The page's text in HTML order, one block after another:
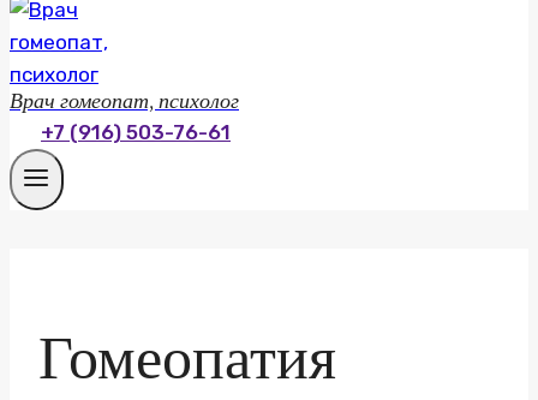
Врач гомеопат, психолог
+7 (916) 503-76-61
Гомеопатия